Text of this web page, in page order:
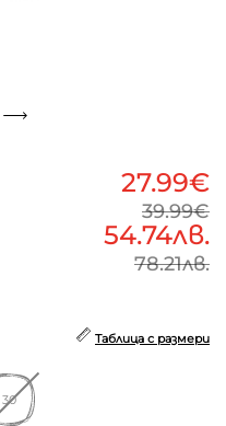
27.99€
39.99€
54.74лв.
78.21лв.
Таблица с размери
30